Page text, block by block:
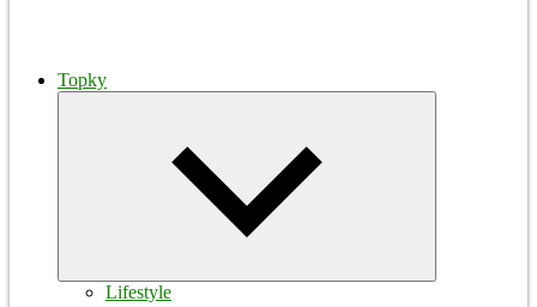
Topky
Lifestyle